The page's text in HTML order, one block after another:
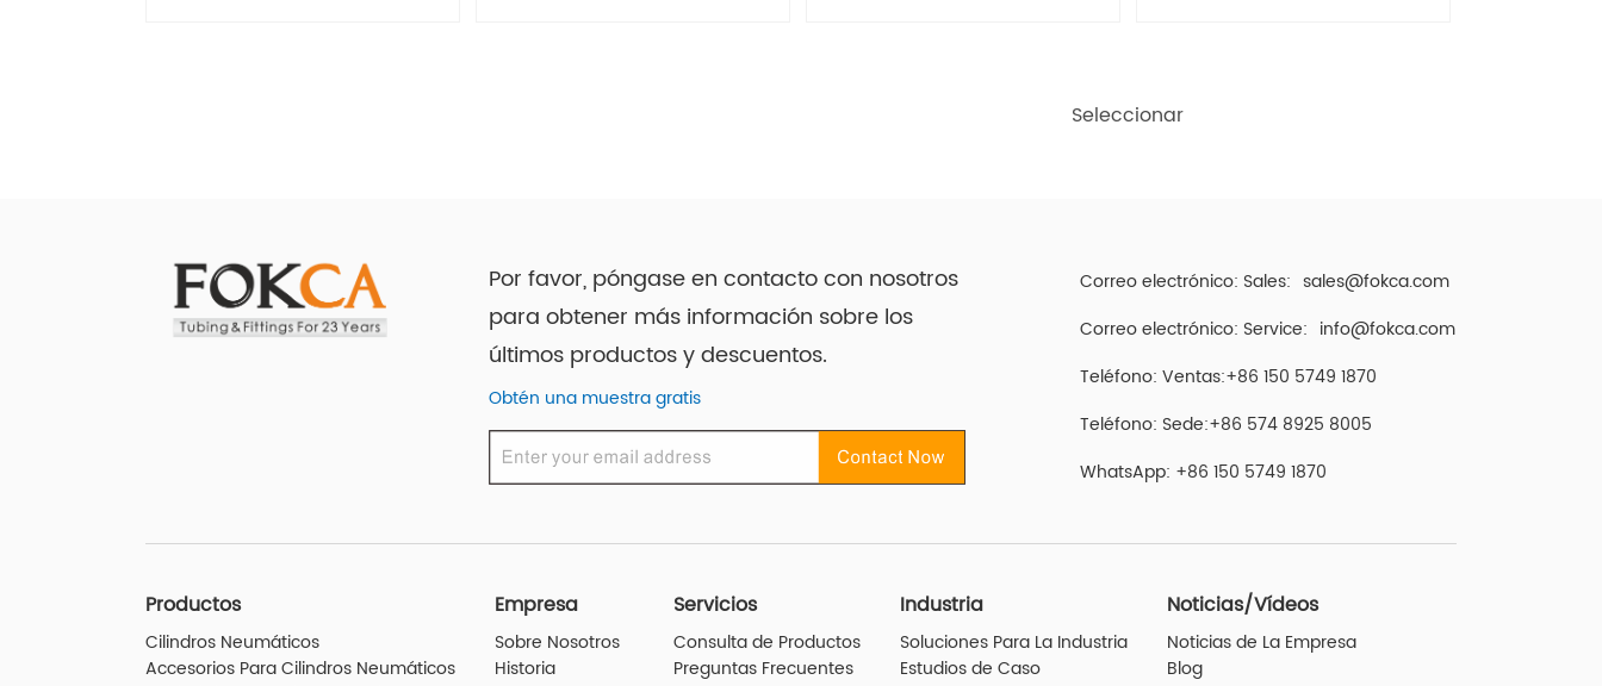
Seleccionar
Por favor, póngase en contacto con nosotros
para obtener más información sobre los
últimos productos y descuentos.
Obtén una muestra gratis
Correo electrónico: Sales: sales@fokca.com
Correo electrónico: Service: info@fokca.com
Teléfono: Ventas:+86 150 5749 1870
Teléfono: Sede:+86 574 8925 8005
WhatsApp: +86 150 5749 1870
Productos
Cilindros Neumáticos
Accesorios Para Cilindros Neumáticos
Empresa
Sobre Nosotros
Historia
Servicios
Consulta de Productos
Preguntas Frecuentes
Industria
Soluciones Para La Industria
Estudios de Caso
Noticias/Vídeos
Noticias de La Empresa
Blog